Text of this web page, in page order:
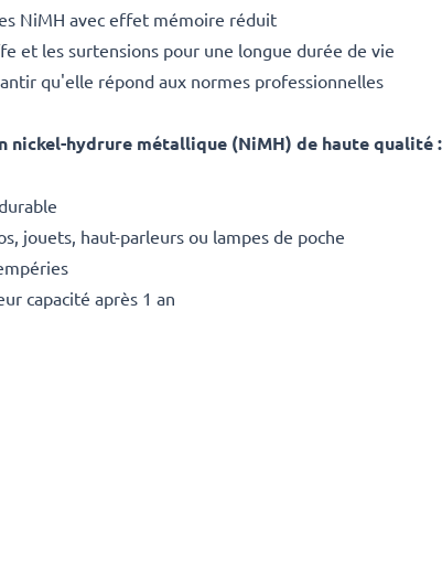
NiMH avec effet mémoire réduit
et les surtensions pour une longue durée de vie
qu'elle répond aux normes professionnelles
nickel-hydrure métallique (NiMH) de haute qualité :
jouets, haut-parleurs ou lampes de poche
capacité après 1 an